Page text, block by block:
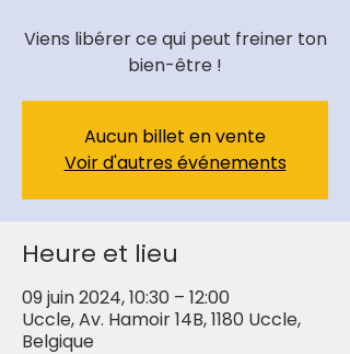
Viens libérer ce qui peut freiner ton
bien-être !
Aucun billet en vente
Voir d'autres événements
Heure et lieu
09 juin 2024, 10:30 – 12:00
Uccle, Av. Hamoir 14B, 1180 Uccle,
Belgique